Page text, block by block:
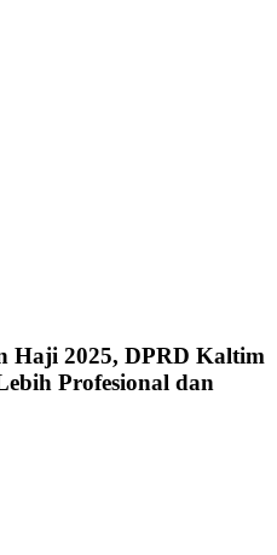
Haji 2025, DPRD Kaltim
Profesional dan